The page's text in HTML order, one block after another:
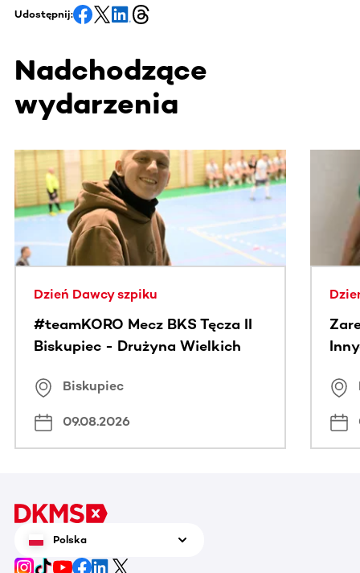
Udostępnij:
Nadchodzące
wydarzenia
Ta sekcja zawiera treści przewijane w poziomie. Użyj
Dzień Dawcy szpiku
#teamKORO Mecz BKS Tęcza II
Biskupiec - Drużyna Wielkich
Biskupiec
09.08.2026
Polska